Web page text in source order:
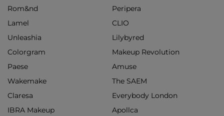
Rom&nd
Peripera
Lamel
CLIO
Unleashia
Lilybyred
Colorgram
Makeup Revolution
Paese
Amuse
Wakemake
The SAEM
Claresa
Everybody London
IBRA Makeup
Apollca